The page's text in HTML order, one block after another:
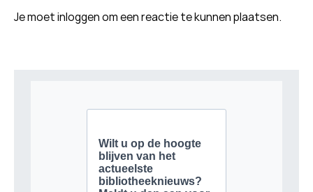
Je moetinloggenom een reactie te kunnen plaatsen.